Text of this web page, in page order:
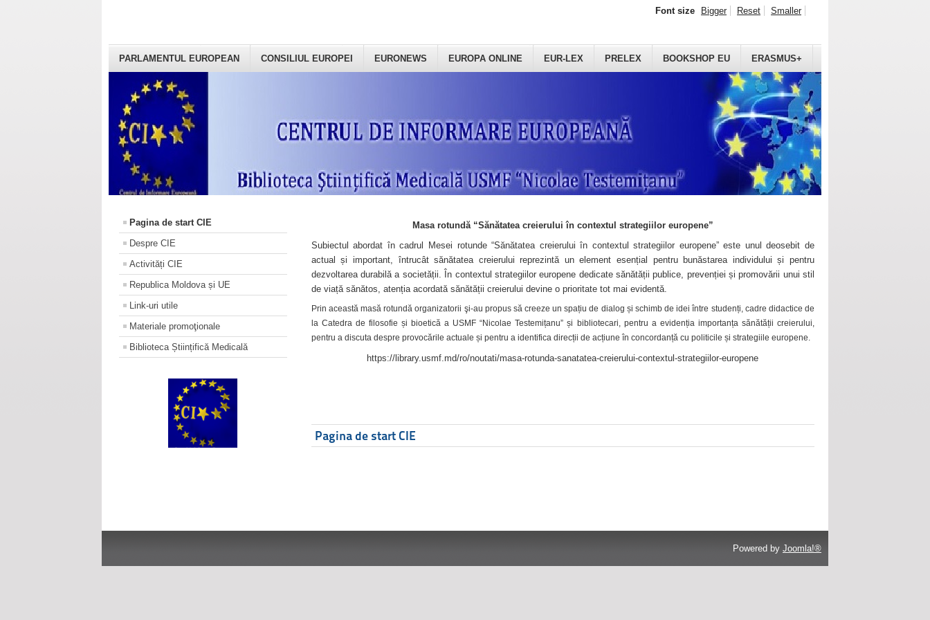
PARLAMENTUL EUROPEAN CONSILIUL EUROPEI EURONEWS EUROPA ONLINE EUR-LEX PRELEX BOOKSHOP EU ERASMUS+
Font size Bigger Reset Smaller
Pagina de start CIE
Despre CIE
Activități CIE
Republica Moldova și UE
Link-uri utile
Materiale promoţionale
Biblioteca Științifică Medicală
Masa rotundă “Sănătatea creierului în contextul strategiilor europene”
Subiectul abordat în cadrul Mesei rotunde “Sănătatea creierului în contextul strategiilor europene” este unul deosebit de
actual și important, întrucât sănătatea creierului reprezintă un element esențial pentru bunăstarea individului și pentru
dezvoltarea durabilă a societății. În contextul strategiilor europene dedicate sănătății publice, prevenției și promovării unui stil
de viață sănătos, atenția acordată sănătății creierului devine o prioritate tot mai evidentă.
Prin această masă rotundă organizatorii şi-au propus să creeze un spațiu de dialog și schimb de idei între studenți, cadre didactice de
la Catedra de filosofie și bioetică a USMF “Nicolae Testemițanu” și bibliotecari, pentru a evidenția importanța sănătății creierului,
pentru a discuta despre provocările actuale și pentru a identifica direcții de acțiune în concordanță cu politicile și strategiile europene.
https://library.usmf.md/ro/noutati/masa-rotunda-sanatatea-creierului-contextul-strategiilor-europene
Pagina de start CIE
Powered by Joomla!®